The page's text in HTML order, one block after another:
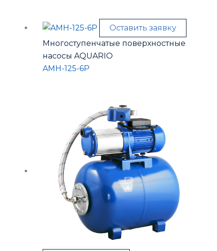
Оставить заявку
Многоступенчатые поверхностные
насосы AQUARIO
AMH-125-6P